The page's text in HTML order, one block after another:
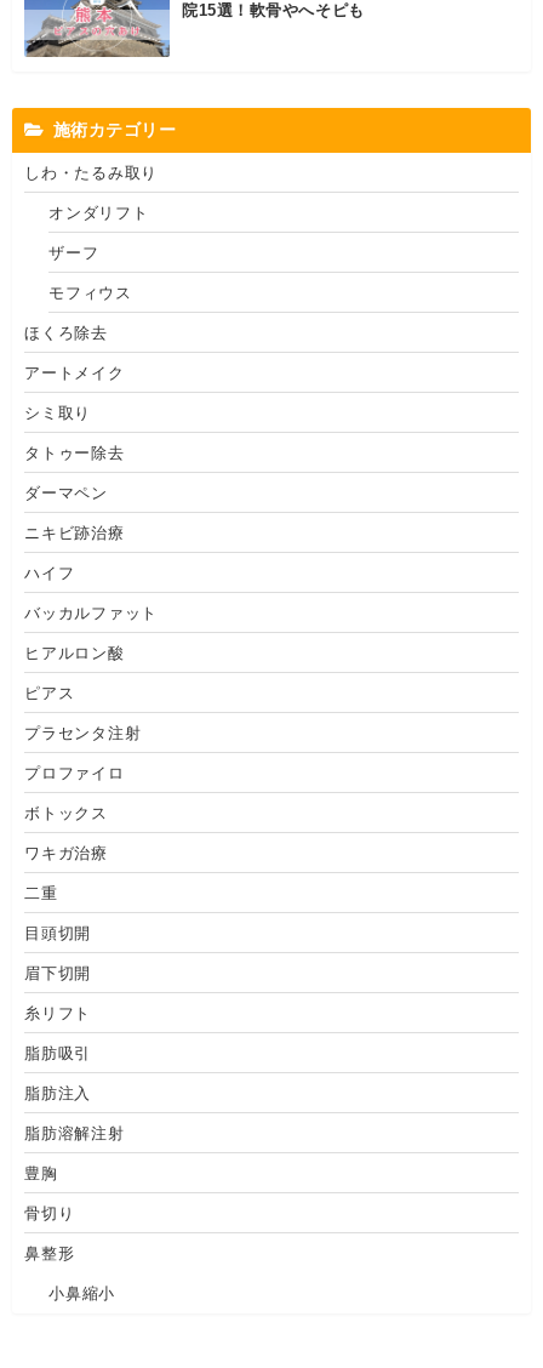
院15選！軟骨やへそピも
施術カテゴリー
しわ・たるみ取り
オンダリフト
ザーフ
モフィウス
ほくろ除去
アートメイク
シミ取り
タトゥー除去
ダーマペン
ニキビ跡治療
ハイフ
バッカルファット
ヒアルロン酸
ピアス
プラセンタ注射
プロファイロ
ボトックス
ワキガ治療
二重
目頭切開
眉下切開
糸リフト
脂肪吸引
脂肪注入
脂肪溶解注射
豊胸
骨切り
鼻整形
小鼻縮小